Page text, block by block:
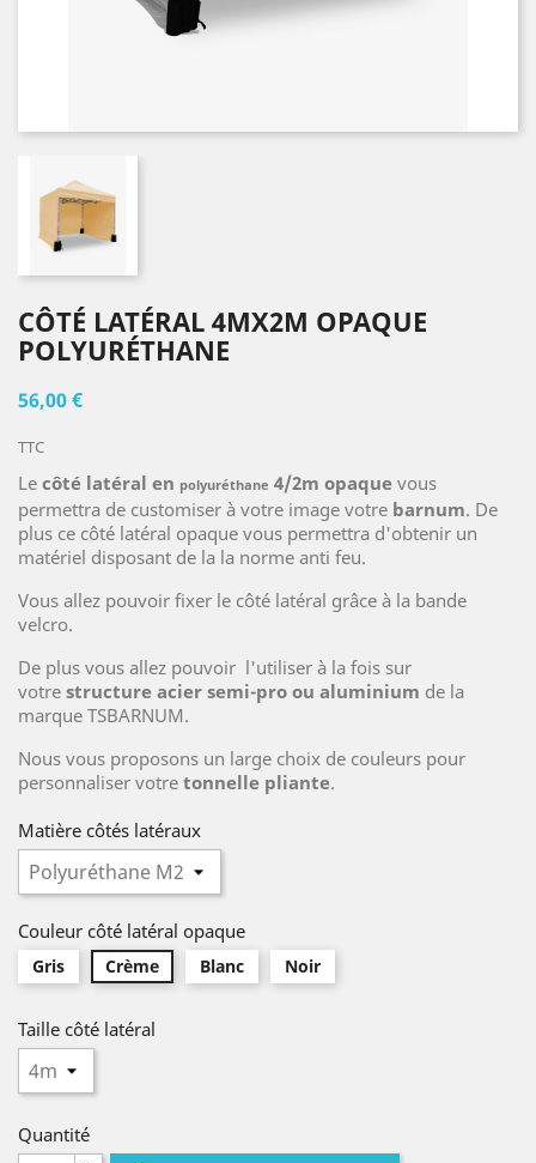
CÔTÉ LATÉRAL 4MX2M OPAQUE
POLYURÉTHANE
56,00 €
TTC
Le côté latéral en polyuréthane 4/2m opaque vous
permettra de customiser à votre image votre barnum. De
plus ce côté latéral opaque vous permettra d'obtenir un
matériel disposant de la la norme anti feu.
Vous allez pouvoir fixer le côté latéral grâce à la bande
velcro.
De plus vous allez pouvoir l'utiliser à la fois sur
votre structure acier semi-pro ou aluminium de la
marque TSBARNUM.
Nous vous proposons un large choix de couleurs pour
personnaliser votre tonnelle pliante.
Matière côtés latéraux
Couleur côté latéral opaque
Gris Crème Blanc Noir
Taille côté latéral
Quantité